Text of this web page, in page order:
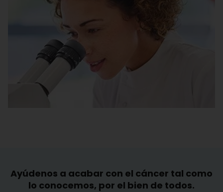
Ayúdenos a acabar con el cáncer tal como
lo conocemos, por el bien de todos.